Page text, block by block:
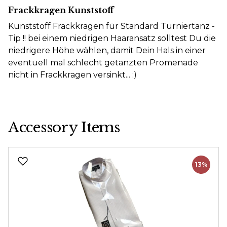
Frackkragen Kunststoff
Kunststoff Frackkragen für Standard Turniertanz -
Tip !! bei einem niedrigen Haaransatz solltest Du die
niedrigere Höhe wählen, damit Dein Hals in einer
eventuell mal schlecht getanzten Promenade
nicht in Frackkragen versinkt... :)
Accessory Items
13%